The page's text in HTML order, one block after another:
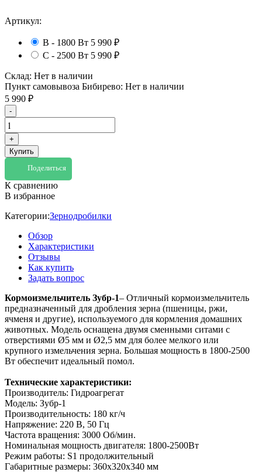
Артикул:
В - 1800 Вт 5 990 ₽
С - 2500 Вт 5 990 ₽
Склад: Нет в наличии
Пункт самовывоза Бибирево: Нет в наличии
5 990 ₽
-
+
Купить
Поделиться
К сравнению
В избранное
Категории:Зернодробилки
Обзор
Характеристики
Отзывы
Как купить
Задать вопрос
Кормоизмельчитель Зубр-1– Отличный кормоизмельчитель
предназначенный для дробления зерна (пшеницы, ржи,
ячменя и другие), используемого для кормления домашних
животных. Модель оснащена двумя сменными ситами с
отверстиями Ø5 мм и Ø2,5 мм для более мелкого или
крупного измельчения зерна. Большая мощность в 1800-2500
Вт обеспечит идеальный помол.
Технические характеристики:
Производитель: Гидроагрегат
Модель: Зубр-1
Производительность: 180 кг/ч
Напряжение: 220 В, 50 Гц
Частота вращения: 3000 Об/мин.
Номинальная мощность двигателя: 1800-2500Вт
Режим работы: S1 продолжительный
Габаритные размеры: 360х320х340 мм